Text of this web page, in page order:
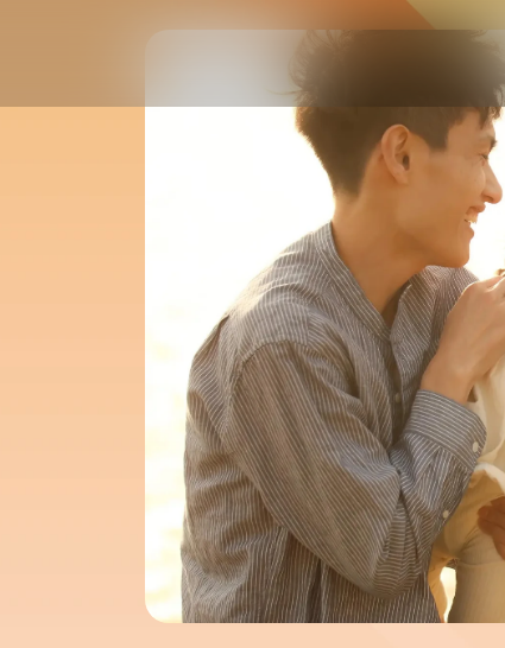
コンサルティング
（海外赴任支援事業）
福利厚生制度
コンサルティング
（福利厚生事業）
PARTNER
社員紹介 INDEX
住宅制度コンサルティ
A M (2020年入
H・S
(2018年入社)
M・N (2019年入社)
海外赴任制度コンサル
J・K
(2010年入社)
I ・T (2017年入社)
Coming soon
福利厚生制度コンサル
K・O (2021年入
G ・A (2022年入社)
I ・S (2017年入社)